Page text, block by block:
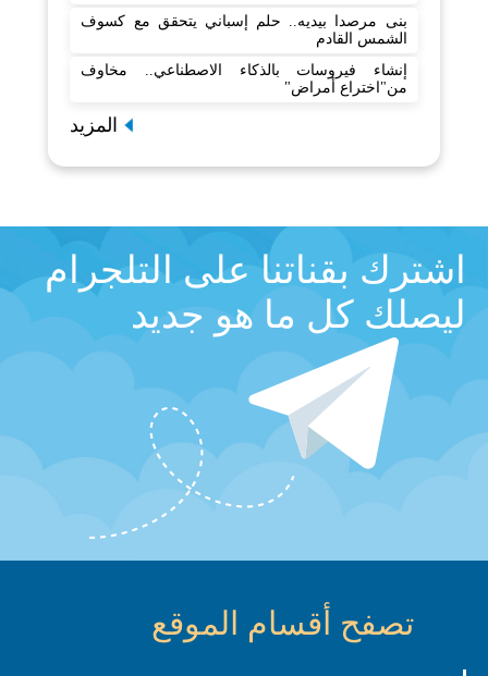
بنى مرصدا بيديه.. حلم إسباني يتحقق مع كسوف
الشمس القادم
إنشاء فيروسات بالذكاء الاصطناعي.. مخاوف
من"اختراع أمراض"
المزيد
اشترك بقناتنا على التلجرام
ليصلك كل ما هو جديد
تصفح أقسام الموقع